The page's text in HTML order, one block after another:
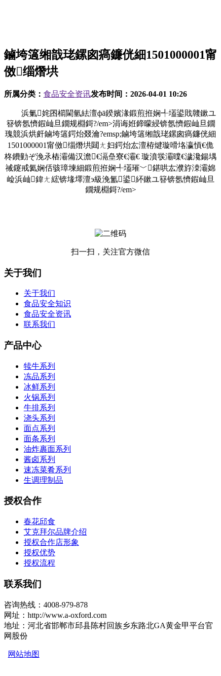
鏀垮簻缃戠珯鏍囪瘑鐮侊細1501000001甯
傚缁熸垬
所属分类： 食品安全资讯发布时间： 2026-04-01 10:26
浜氭姹囨櫤閫氫紶澶фā鍨嬪湪鍛煎拰娴╃壒鍙戝竷鏉ユ
簮锛氬懠鍜屾旦鐗规棩鎶?/em>涓诲姙鍗曚綅锛氬懠鍜屾旦鐗
瑰競浜烘皯鏀垮簻鍔炲叕瀹?emsp;鏀垮簻缃戠珯鏍囪瘑鐮侊細
1501000001甯傚缁熸垬閮ㄤ妇鍔炲厷澶栫煡璇嗗垎瀛愩€佹
柊鐨勭ぞ浼氶樁灞備汉澹€滆皨寮€灞€ 璇濆彂灞曗€濊瀺鍚堣
祴鑳戒氦娴佸骇璋堜細鍛煎拰娴╃壒璀﹀鍖哄厷濮斿洓灞婂
崄浜屾鍏ㄤ綋锛堟墿澶э級浼氳鍙紑鏉ユ簮锛氬懠鍜屾旦
鐗规棩鎶?/em>
扫一扫，关注官方微信
关于我们
关于我们
食品安全知识
食品安全资讯
联系我们
产品中心
犊牛系列
冻品系列
冰鲜系列
火锅系列
牛排系列
浇头系列
面点系列
面条系列
油炸裹面系列
酱卤系列
速冻菜肴系列
生调理制品
授权合作
春花邱食
艾克拜尔品牌介绍
授权合作店形象
授权优势
授权流程
联系我们
咨询热线：4008-979-878
网址：http://www.a-oxford.com
地址：河北省邯郸市邱县陈村回族乡东路北GA黄金甲平台官
网股份
网站地图